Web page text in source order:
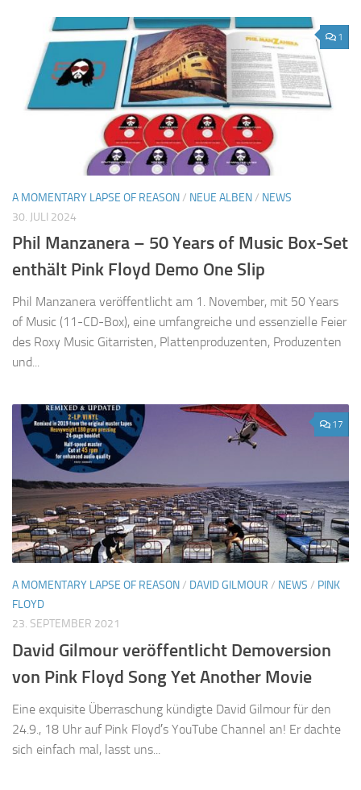
1
A MOMENTARY LAPSE OF REASON/ NEUE ALBEN/ NEWS
30. JULI 2024
Phil Manzanera – 50 Years of Music Box-Set
enthält Pink Floyd Demo One Slip
Phil Manzanera veröffentlicht am 1. November, mit 50 Years
of Music (11-CD-Box), eine umfangreiche und essenzielle Feier
des Roxy Music Gitarristen, Plattenproduzenten, Produzenten
und...
17
A MOMENTARY LAPSE OF REASON/ DAVID GILMOUR / NEWS / PINK
FLOYD
23. SEPTEMBER 2021
David Gilmour veröffentlicht Demoversion
von Pink Floyd Song Yet Another Movie
Eine exquisite Überraschung kündigte David Gilmour für den
24.9., 18 Uhr auf Pink Floyd′s YouTube Channel an! Er dachte
sich einfach mal, lasst uns...